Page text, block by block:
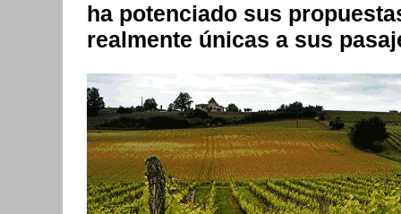
ha potenciado sus
realmente únicas a sus